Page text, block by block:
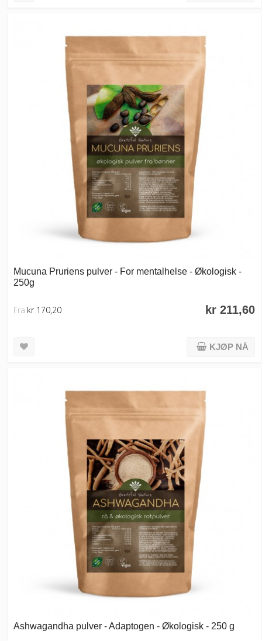
Mucuna Pruriens pulver - For mentalhelse - Økologisk -
250g
kr 211,60
Fra kr 170,20
KJØP NÅ
Ashwagandha pulver - Adaptogen - Økologisk - 250 g